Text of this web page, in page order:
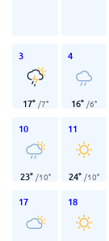
3
17° /7°
4
16° /6°
10
23° /10°
11
24° /10°
17 18